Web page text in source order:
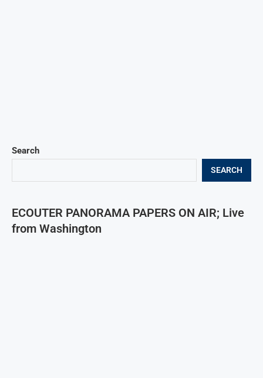
Search
SEARCH
ECOUTER PANORAMA PAPERS ON AIR; Live
from Washington